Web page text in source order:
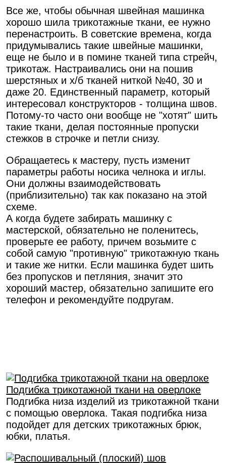
Все же, чтобы обычная швейная машинка
хорошо шила трикотажные ткани, ее нужно
перенастроить. В советские времена, когда
придумывались такие швейные машинки,
еще не было и в помине тканей типа стрейч,
трикотаж. Настраивались они на пошив
шерстяных и х/б тканей ниткой №40, 30 и
даже 20. Единственный параметр, который
интересовал конструкторов - толщина швов.
Потому-то часто они вообще не "хотят" шить
такие ткани, делая постоянные пропуски
стежков в строчке и петли снизу.
Обращаетесь к мастеру, пусть изменит
параметры работы носика челнока и иглы.
Они должны взаимодействовать
(приблизительно) так как показано на этой
схеме.
А когда будете забирать машинку с
мастерской, обязательно не поленитесь,
проверьте ее работу, причем возьмите с
собой самую "противную" трикотажную ткань
и такие же нитки. Если машинка будет шить
без пропусков и петляния, значит это
хороший мастер, обязательно запишите его
телефон и рекомендуйте подругам.
Подгибка трикотажной ткани на оверлоке
Подгибка низа изделий из трикотажной ткани
с помощью оверлока. Такая подгибка низа
подойдет для детских трикотажных брюк,
юбки, платья.